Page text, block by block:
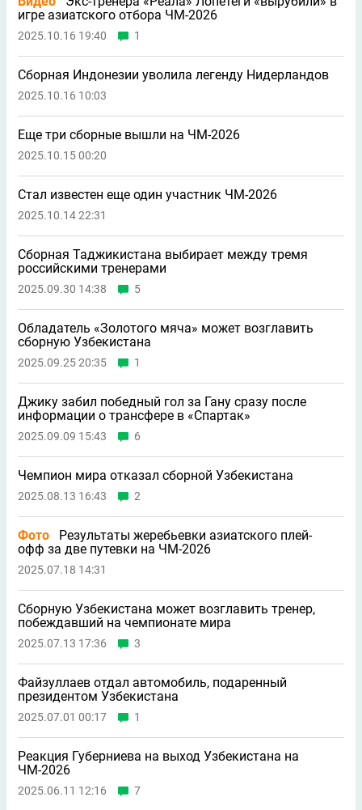
игре азиатского отбора ЧМ-2026
2025.10.16 19:40 1
Сборная Индонезии уволила легенду Нидерландов
2025.10.16 10:03
Еще три сборные вышли на ЧМ-2026
2025.10.15 00:20
Стал известен еще один участник ЧМ-2026
2025.10.14 22:31
Сборная Таджикистана выбирает между тремя
российскими тренерами
2025.09.30 14:38 5
Обладатель «Золотого мяча» может возглавить
сборную Узбекистана
2025.09.25 20:35 1
Джику забил победный гол за Гану сразу после
информации о трансфере в «Спартак»
2025.09.09 15:43 6
Чемпион мира отказал сборной Узбекистана
2025.08.13 16:43 2
Фото
Результаты жеребьевки азиатского плей-
офф за две путевки на ЧМ-2026
2025.07.18 14:31
Сборную Узбекистана может возглавить тренер,
побеждавший на чемпионате мира
2025.07.13 17:36 3
Файзуллаев отдал автомобиль, подаренный
президентом Узбекистана
2025.07.01 00:17 1
Реакция Губерниева на выход Узбекистана на
ЧМ-2026
2025.06.11 12:16 7